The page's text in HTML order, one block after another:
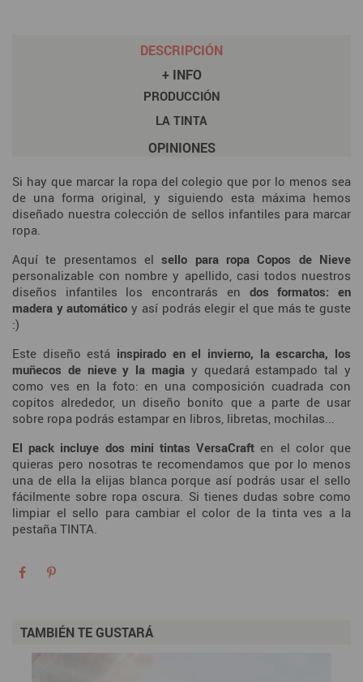
DESCRIPCIÓN
+ INFO
PRODUCCIÓN
LA TINTA
OPINIONES
Si hay que marcar la ropa del colegio que por lo menos sea
de una forma original, y siguiendo esta máxima hemos
diseñado nuestra colección de sellos infantiles para marcar
ropa.
Aquí te presentamos elsello para ropa Copos de Nieve
personalizable con nombre y apellido, casi todos nuestros
diseños infantiles los encontrarás en dos formatos: en
madera y automático y así podrás elegir el que más te guste
:)
Este diseño está inspirado en el invierno, la escarcha, los
muñecos de nieve y la magia y quedará estampado tal y
como ves en la foto: en una composición cuadrada con
copitos alrededor, un diseño bonito que a parte de usar
sobre ropa podrás estampar en libros, libretas, mochilas...
El pack incluye dos mini tintas VersaCraft en el color que
quieras pero nosotras te recomendamos que por lo menos
una de ella la elijas blanca porque así podrás usar el sello
fácilmente sobre ropa oscura. Si tienes dudas sobre como
limpiar el sello para cambiar el color de la tinta ves a la
pestaña TINTA.
TAMBIÉN TE GUSTARÁ